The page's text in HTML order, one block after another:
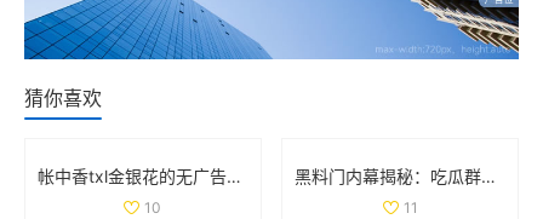
猜你喜欢
帐中香txl金银花的无广告免费阅读体验全解析
10
黑料门内幕揭秘：吃瓜群众们的最新爆料大曝光
11